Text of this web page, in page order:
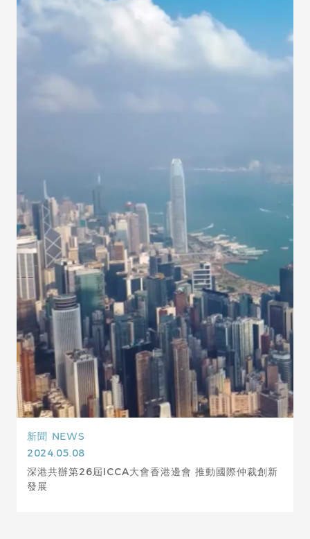
新聞 NEWS
2024.05.08
深港共辦第26屆ICCA大會香港邊會 推動國際仲裁創新
發展